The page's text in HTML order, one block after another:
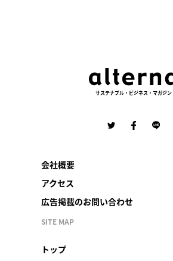
サステナブル・ビジネス・マガジン
会社概要
アクセス
広告掲載のお問い合わせ
SITE MAP
トップ